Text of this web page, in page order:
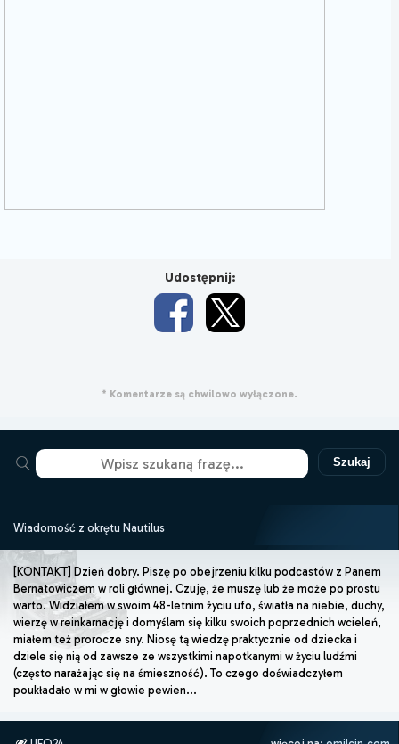
Udostępnij:
* Komentarze są chwilowo wyłączone.
Szukaj
Wiadomość z okrętu Nautilus
[KONTAKT] Dzień dobry. Piszę po obejrzeniu kilku podcastów z Panem
Bernatowiczem w roli głównej. Czuję, że muszę lub że może po prostu
warto. Widziałem w swoim 48-letnim życiu ufo, światła na niebie, duchy,
wierzę w reinkarnację i domyślam się kilku swoich poprzednich wcieleń,
miałem też prorocze sny. Niosę tą wiedzę praktycznie od dziecka i
dziele się nią od zawsze ze wszystkimi napotkanymi w życiu ludźmi
(często narażając się na śmieszność). To czego doświadczyłem
poukładało w mi w głowie pewien...